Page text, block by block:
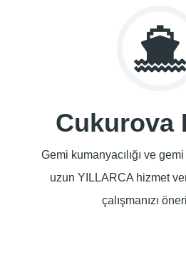
Cukurova
Gemi kumanyacılığı ve
uzun YILLARCA hizmet
çalışmanızı